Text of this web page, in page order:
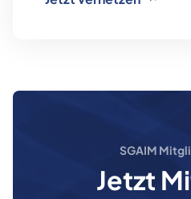
SGAIM
Jetzt